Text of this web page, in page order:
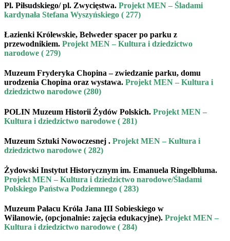
Pl. Piłsudskiego/ pl. Zwycięstwa. Projekt MEN – Śladami
kardynała Stefana Wyszyńskiego ( 277)
Łazienki Królewskie, Belweder spacer po parku z
przewodnikiem. Projekt MEN – Kultura i dziedzictwo
narodowe ( 279)
Muzeum Fryderyka Chopina– zwiedzanie parku, domu
urodzenia Chopina oraz wystawa. Projekt MEN – Kultura i
dziedzictwo narodowe (280)
POLIN Muzeum Historii Żydów Polskich. Projekt MEN –
Kultura i dziedzictwo narodowe ( 281)
Muzeum Sztuki Nowoczesnej . Projekt MEN – Kultura i
dziedzictwo narodowe ( 282)
Żydowski Instytut Historycznym im. Emanuela Ringelbluma.
Projekt MEN – Kultura i dziedzictwo narodowe/Śladami
Polskiego Państwa Podziemnego ( 283)
Muzeum Pałacu Króla Jana III Sobieskiego w
Wilanowie, (opcjonalnie: zajęcia edukacyjne). Projekt MEN –
Kultura i dziedzictwo narodowe ( 284)